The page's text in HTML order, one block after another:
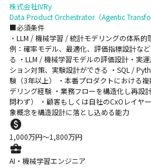
株式会社IVRy
Data Product Orchestrator（Agentic
■必須条件
・LLM / 機械学習 / 統計モデリングの体系
例：確率モデル、最適化、評価指標設計な
る ・LLM / 機械学習モデルの評価設計・
ション対策、実験設計ができる ・SQL /
験（3年以上） ・本番プロダクトにおける
デリング経験 ・業務フローを構造化し再設
問わず） ・顧客もしくは自社のCxOレイヤ
象概念を構造設計に落とし込める能力
1,000万円〜1,800万円
AI・機械学習エンジニア